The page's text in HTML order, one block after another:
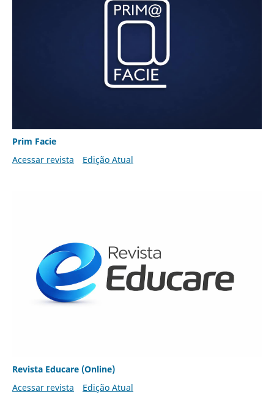
Prim Facie
Acessar revista
Edição Atual
Revista Educare (Online)
Acessar revista
Edição Atual